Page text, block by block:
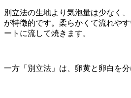
別立法の生地より気泡量は少なく
が特徴的です。柔らかくて流れや
ートに流して焼きます。
一方「別立法」は、卵黄と卵白を分